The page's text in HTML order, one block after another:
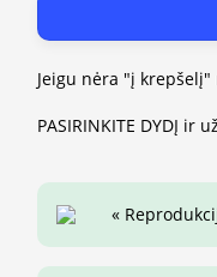
Jeigu nėra "į
PASIRINKITE DYDĮ ir
«